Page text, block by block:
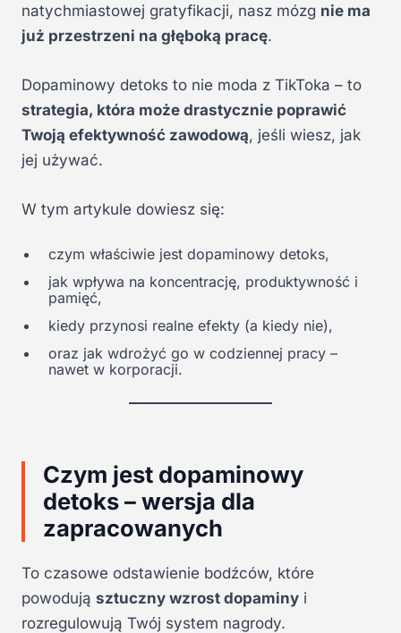
natychmiastowej gratyfikacji, nasz mózg nie ma
już przestrzeni na głęboką pracę.
Dopaminowy detoks to nie moda z TikToka – to
strategia, która może drastycznie poprawić
Twoją efektywność zawodową, jeśli wiesz, jak
jej używać.
W tym artykule dowiesz się:
czym właściwie jest dopaminowy detoks,
jak wpływa na koncentrację, produktywność i
pamięć,
kiedy przynosi realne efekty (a kiedy nie),
oraz jak wdrożyć go w codziennej pracy –
nawet w korporacji.
Czym jest dopaminowy
detoks – wersja dla
zapracowanych
To czasowe odstawienie bodźców, które
powodują sztuczny wzrost dopaminy i
rozregulowują Twój system nagrody.